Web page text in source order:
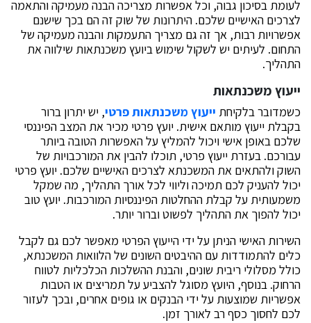
לעומת בסיכון גבוה, וכל אפשרות מצריכה הבנה מעמיקה והתאמה
לצרכים האישיים שלכם. היתרונות של שוק זה הם בכך שישנם
אפשרויות רבות, אך זה גם מצריך התעמקות והבנה מעמיקה של
התחום. לעיתים יש לשקול שימוש ביועץ משכנתאות שילווה את
התהליך.
ייעוץ משכנתאות
כשמדובר בלקיחת ייעוץ משכנתאות פרטי, יש יתרון ברור
בקבלת ייעוץ מותאם אישית. יועץ פרטי מכיר את המצב הפיננסי
שלכם באופן אישי ויכול להמליץ על האפשרות הטובה ביותר
עבורכם. בעזרת ייעוץ פרטי, תוכלו להבין את המורכבויות של
השוק ולהתאים את המשכנתא לצרכים האישיים שלכם. יועץ פרטי
יכול להעניק לכם תמיכה וליווי לכל אורך התהליך, מה שמקל
משמעותית על קבלת ההחלטות הפיננסיות המורכבות. יועץ טוב
יכול להפוך את התהליך לפשוט וברור יותר.
השירות האישי הניתן על ידי הייעוץ הפרטי מאפשר לכם גם לקבל
כלים להתמודדות עם ההיבטים השונים של הלוואות המשכנתא,
כולל מסלולי ריבית שונים, והבנת ההשלכות הכלכליות לטווח
הרחוק. בנוסף, היועץ מסוגל להצביע על תמריצים או הטבות
אפשריות שמוצעות על ידי הבנקים או גופים אחרים, ובכך לעזור
לכם לחסוך כסף רב לאורך זמן.